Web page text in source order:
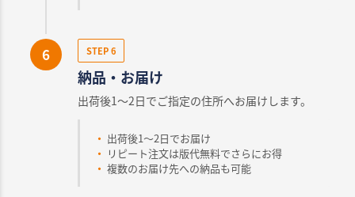
6 STEP 6
納品・お届け
出荷後1〜2日でご指定の住所へお届けします。
出荷後1～2日でお届け
リピート注文は版代無料でさらにお得
複数のお届け先への納品も可能